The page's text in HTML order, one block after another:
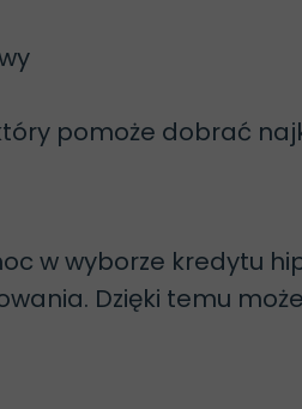
pomoże dobrać
w wyborze kredytu
Dzięki temu